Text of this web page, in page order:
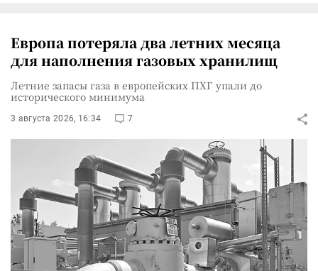
Европа потеряла два летних месяца
для наполнения газовых хранилищ
Летние запасы газа в европейских ПХГ упали до
исторического минимума
3 августа 2026, 16:34 7